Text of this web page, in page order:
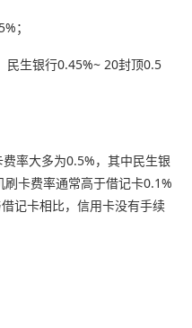
；
民生银行0.45%~ 20封顶0.5
率大多为0.5%，其中民生银
卡费率通常高于借记卡0.1%
记卡相比，信用卡没有手续